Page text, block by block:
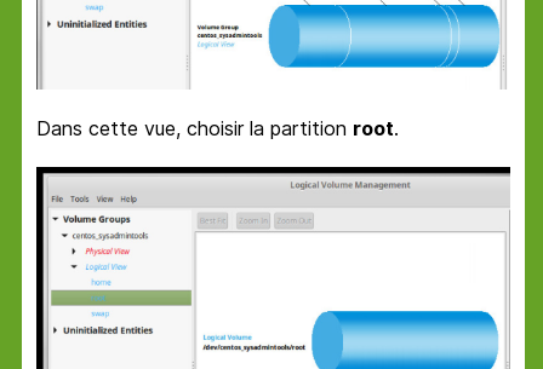
Dans cette vue, choisir la partition root.